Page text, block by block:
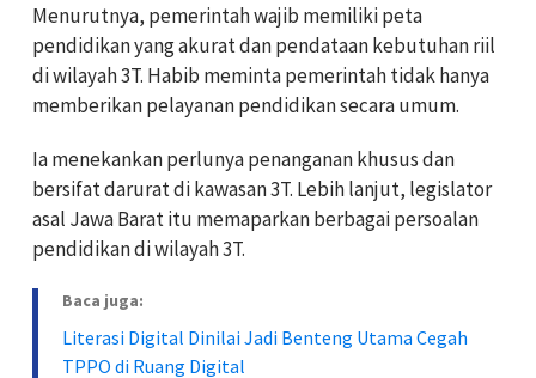
Menurutnya, pemerintah wajib memiliki peta
pendidikan yang akurat dan pendataan kebutuhan riil
di wilayah 3T. Habib meminta pemerintah tidak hanya
memberikan pelayanan pendidikan secara umum.
Ia menekankan perlunya penanganan khusus dan
bersifat darurat di kawasan 3T. Lebih lanjut, legislator
asal Jawa Barat itu memaparkan berbagai persoalan
pendidikan di wilayah 3T.
Baca juga:
Literasi Digital Dinilai Jadi Benteng Utama Cegah
TPPO di Ruang Digital